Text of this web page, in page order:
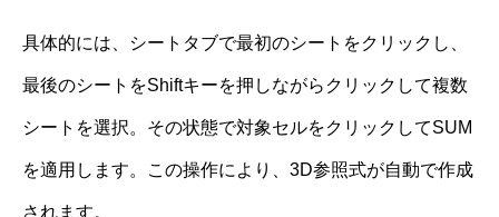
具体的には、シートタブで最初のシートをクリックし、
最後のシートをShiftキーを押しながらクリックして複数
シートを選択。その状態で対象セルをクリックしてSUM
を適用します。この操作により、3D参照式が自動で作成
されます。